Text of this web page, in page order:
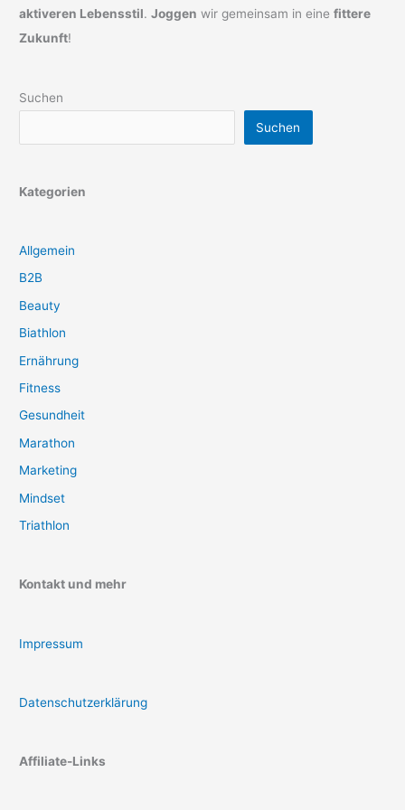
aktiveren Lebensstil.Joggen wir gemeinsam in einefittere
Zukunft!
Suchen
Suchen
Kategorien
Allgemein
B2B
Beauty
Biathlon
Ernährung
Fitness
Gesundheit
Marathon
Marketing
Mindset
Triathlon
Kontakt und mehr
Impressum
Datenschutzerklärung
Affiliate-Links